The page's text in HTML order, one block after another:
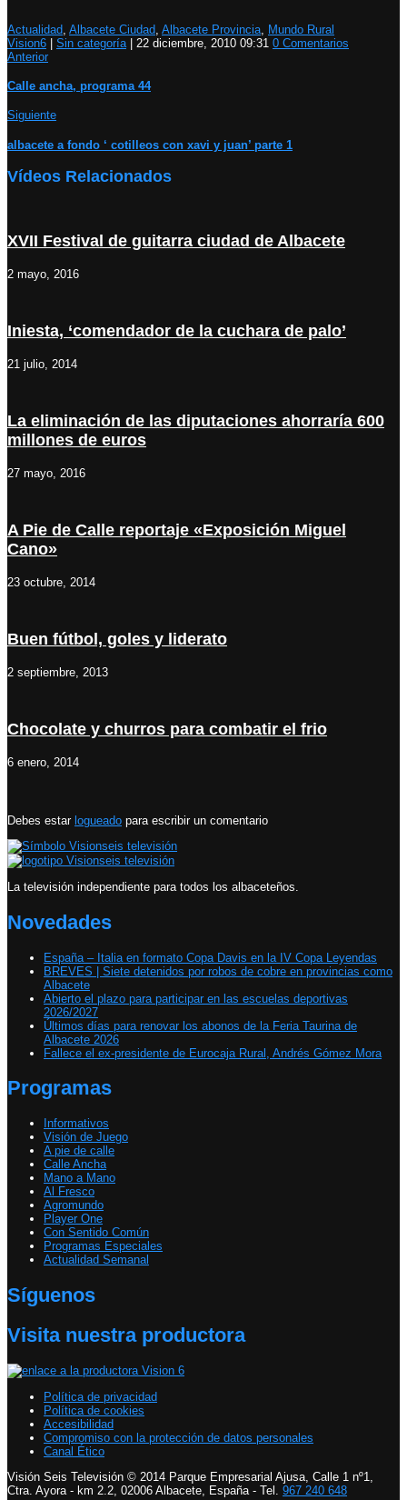
Actualidad Albacete Ciudad Albacete Provincia
Mundo Rural
Vision6
Sin categoría 22 diciembre, 2010 09:31 0 Comentarios
Anterior
Calle ancha, programa 44
Siguiente
albacete a fondo ‘ cotilleos con xavi y juan’ parte 1
Vídeos Relacionados
XVII Festival de guitarra ciudad de Albacete
2 mayo, 2016
Iniesta, ‘comendador de la cuchara de palo’
21 julio, 2014
La eliminación de las diputaciones ahorraría 600
millones de euros
27 mayo, 2016
A Pie de Calle reportaje «Exposición Miguel
Cano»
23 octubre, 2014
Buen fútbol, goles y liderato
2 septiembre, 2013
Chocolate y churros para combatir el frio
6 enero, 2014
Debes estar logueado para escribir un comentario
La televisión independiente para todos los albaceteños.
Novedades
España – Italia en formato Copa Davis en la IV Copa Leyendas
BREVES | Siete detenidos por robos de cobre en provincias como
Albacete
Abierto el plazo para participar en las escuelas deportivas
2026/2027
Últimos días para renovar los abonos de la Feria Taurina de
Albacete 2026
Fallece el ex-presidente de Eurocaja Rural, Andrés Gómez Mora
Programas
Informativos
Visión de Juego
A pie de calle
Calle Ancha
Mano a Mano
Al Fresco
Agromundo
Player One
Con Sentido Común
Programas Especiales
Actualidad Semanal
Síguenos
Visita nuestra productora
Política de privacidad
Política de cookies
Accesibilidad
Compromiso con la protección de datos personales
Canal Ético
Visión Seis Televisión © 2014 Parque Empresarial Ajusa, Calle 1 nº1,
Ctra. Ayora - km 2.2, 02006 Albacete, España - Tel. 967 240 648